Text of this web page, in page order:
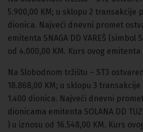
5.900,00 KM; u sklopu 2 transakcije
dionica. Najveći dnevni promet
emitenta SNAGA DD VAREŠ (simbol
od 4.000,00 KM. Kurs ovog emitenta
Na Slobodnom tržištu – ST3
18.868,00 KM; u sklopu 3
1.400 dionica. Najveći dnevni
dionicama emitenta SOLANA DD
) u iznosu od 16.548,00 KM. Kurs